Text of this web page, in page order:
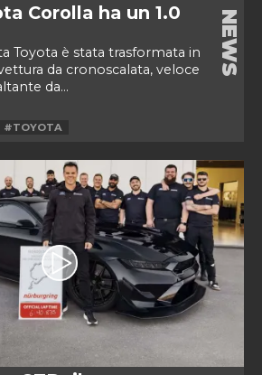
Corolla ha un 1.0
Toyota è stata trasformata in
da cronoscalata, veloce
da...
NEWS
#TOYOTA